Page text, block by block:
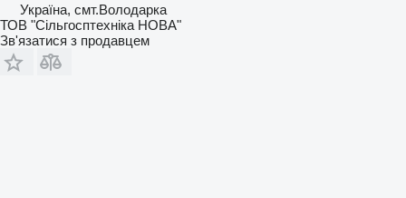
Україна, смт.Володарка
ТОВ "Сiльгосптехнiка НОВА"
Зв'язатися з продавцем